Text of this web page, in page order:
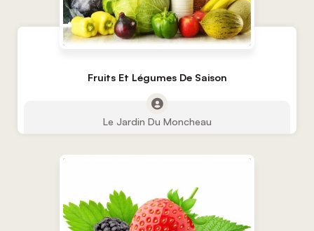
Fruits Et Légumes De Saison
Le Jardin Du Moncheau